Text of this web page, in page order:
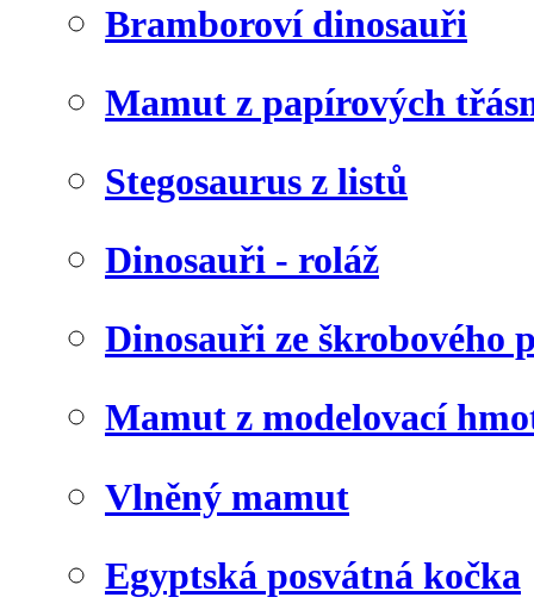
Bramboroví dinosauři
Mamut z papírových
Stegosaurus z listů
Dinosauři - roláž
Dinosauři ze škrobového
Mamut z modelovací
Vlněný mamut
Egyptská posvátná kočka